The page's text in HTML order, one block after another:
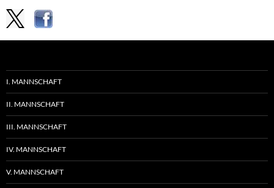
I. MANNSCHAFT
II. MANNSCHAFT
III. MANNSCHAFT
IV. MANNSCHAFT
V. MANNSCHAFT